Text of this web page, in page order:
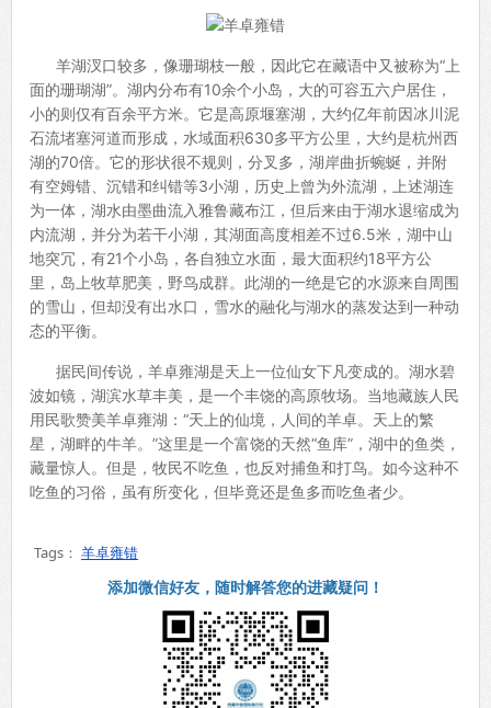
羊湖汊口较多，像珊瑚枝一般，因此它在藏语中又被称为“上
面的珊瑚湖”。湖内分布有10余个小岛，大的可容五六户居住，
小的则仅有百余平方米。它是高原堰塞湖，大约亿年前因冰川泥
石流堵塞河道而形成，水域面积630多平方公里，大约是杭州西
湖的70倍。它的形状很不规则，分叉多，湖岸曲折蜿蜒，并附
有空姆错、沉错和纠错等3小湖，历史上曾为外流湖，上述湖连
为一体，湖水由墨曲流入雅鲁藏布江，但后来由于湖水退缩成为
内流湖，并分为若干小湖，其湖面高度相差不过6.5米，湖中山
地突冗，有21个小岛，各自独立水面，最大面积约18平方公
里，岛上牧草肥美，野鸟成群。此湖的一绝是它的水源来自周围
的雪山，但却没有出水口，雪水的融化与湖水的蒸发达到一种动
态的平衡。
据民间传说，羊卓雍湖是天上一位仙女下凡变成的。湖水碧
波如镜，湖滨水草丰美，是一个丰饶的高原牧场。当地藏族人民
用民歌赞美羊卓雍湖：“天上的仙境，人间的羊卓。天上的繁
星，湖畔的牛羊。”这里是一个富饶的天然“鱼库”，湖中的鱼类，
藏量惊人。但是，牧民不吃鱼，也反对捕鱼和打鸟。如今这种不
吃鱼的习俗，虽有所变化，但毕竟还是鱼多而吃鱼者少。
Tags： 羊卓雍错
添加微信好友，随时解答您的进藏疑问！